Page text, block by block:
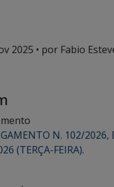
2025 • por Fabio
N. 102/2026,
(TERÇA-FEIRA).